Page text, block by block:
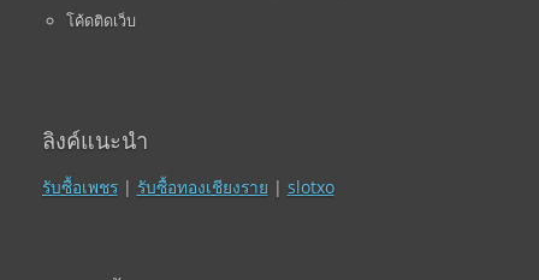
โค้ดติดเว็บ
ลิงค์แนะนำ
รับซื้อเพชร| รับซื้อทองเชียงราย | slotxo